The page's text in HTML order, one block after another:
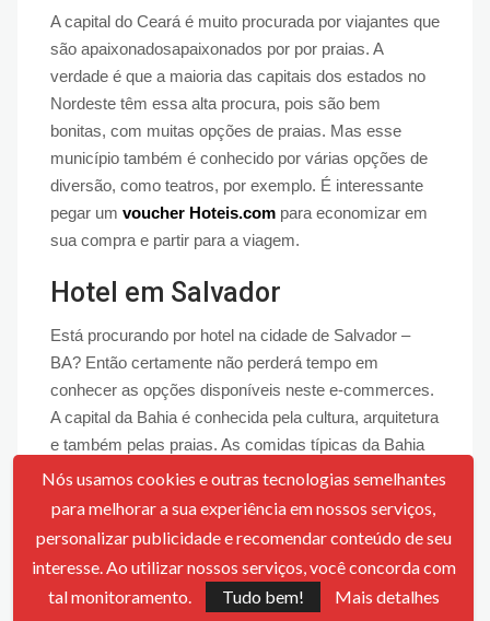
A capital do Ceará é muito procurada por viajantes que
são apaixonadosapaixonados por por praias. A
verdade é que a maioria das capitais dos estados no
Nordeste têm essa alta procura, pois são bem
bonitas, com muitas opções de praias. Mas esse
município também é conhecido por várias opções de
diversão, como teatros, por exemplo. É interessante
pegar um voucher Hoteis.com para economizar em
sua compra e partir para a viagem.
Hotel em Salvador
Está procurando por hotel na cidade de Salvador –
BA? Então certamente não perderá tempo em
conhecer as opções disponíveis neste e-commerces.
A capital da Bahia é conhecida pela cultura, arquitetura
e também pelas praias. As comidas típicas da Bahia
também atraem muitos turistas, principalmente para a
capital. Um local excelente para curtir em família, mas
Hotel em Curitiba
Nós usamos cookies e outras tecnologias semelhantes
para melhorar a sua experiência em nossos serviços,
personalizar publicidade e recomendar conteúdo de seu
interesse. Ao utilizar nossos serviços, você concorda com
tal monitoramento.
Tudo bem! Mais detalhes